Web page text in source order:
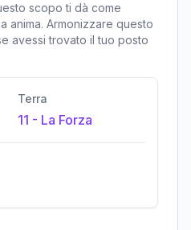
scopo ti dà come
anima. Armonizzare questo
avessi trovato il tuo posto
Terra
11 - La Forza